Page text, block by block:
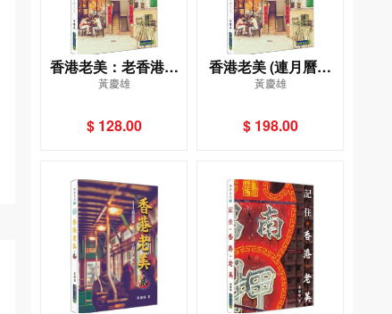
香港老美：老香港的
美學印記
黃慶雄
$ 128.00
香港老美 (連月曆套
裝)
黃慶雄
$ 198.00